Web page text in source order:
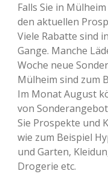
Falls Sie in
den aktuellen
Viele Rabatte sind
Gange. Manche
Woche neue
Mülheim sind zum
Im Monat August
von
Sie Prospekte und
wie zum Beispiel
und Garten,
Drogerie etc.